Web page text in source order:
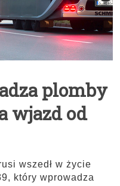
plomby
wjazd od
wszedł w życie
który wprowadza